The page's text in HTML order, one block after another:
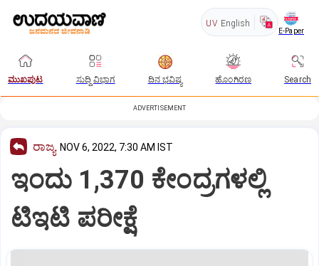
UV English
E-Paper
ಮುಖಪುಟ ಸುದ್ದಿ ವಿಭಾಗ ದಿನ ಭವಿಷ್ಯ ಹೊಂಗಿರಣ Search
ADVERTISEMENT
ರಾಜ್ಯ NOV 6, 2022, 7:30 AM IST
ಇಂದು 1,370 ಕೇಂದ್ರಗಳಲ್ಲಿ
ಟಿಇಟಿ ಪರೀಕ್ಷೆ